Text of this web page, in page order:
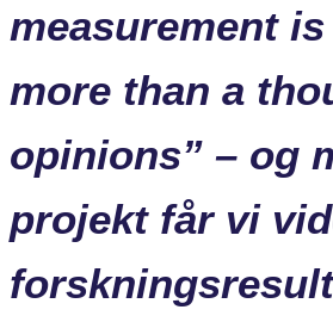
measurement
more than a
opinions” – og
projekt får vi